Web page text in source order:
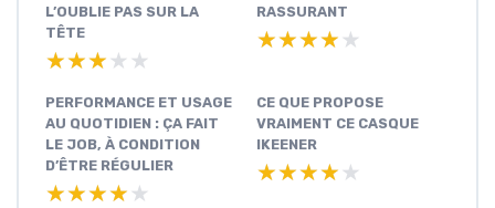
L’OUBLIE PAS SUR LA
TÊTE
★★★★★
★★★★★
RASSURANT
★★★★★
★★★★★
PERFORMANCE ET USAGE
AU QUOTIDIEN : ÇA FAIT
LE JOB, À CONDITION
D’ÊTRE RÉGULIER
★★★★★
★★★★★
CE QUE PROPOSE
VRAIMENT CE CASQUE
IKEENER
★★★★★
★★★★★